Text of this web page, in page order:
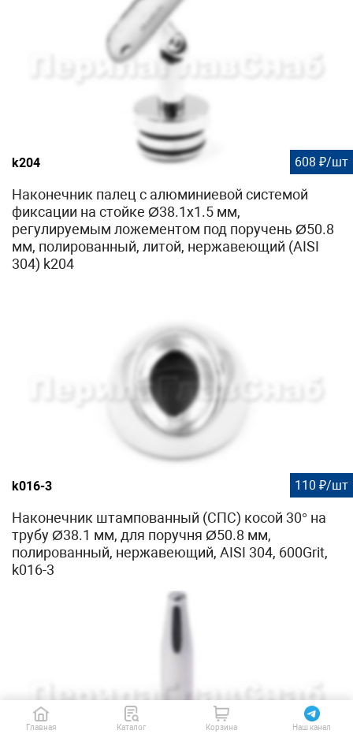
k204 608 ₽/шт
Наконечник палец с алюминиевой системой
фиксации на стойке Ø38.1х1.5 мм,
регулируемым ложементом под поручень Ø50.8
мм, полированный, литой, нержавеющий (AISI
304) k204
k016-3 110 ₽/шт
Наконечник штампованный (СПС) косой 30° на
трубу Ø38.1 мм, для поручня Ø50.8 мм,
полированный, нержавеющий, AISI 304, 600Grit,
k016-3
Главная Каталог Корзина Наш канал